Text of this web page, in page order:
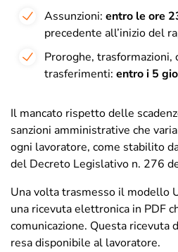
Assunzioni: entro le ore
precedente all’inizio del
Proroghe, trasformazioni,
trasferimenti: entro i 5
Il mancato rispetto delle
sanzioni amministrative che
ogni lavoratore, come stabilito
del Decreto Legislativo n. 276
Una volta trasmesso il modello
una ricevuta elettronica in PDF
comunicazione. Questa ricevuta
resa disponibile al lavoratore.